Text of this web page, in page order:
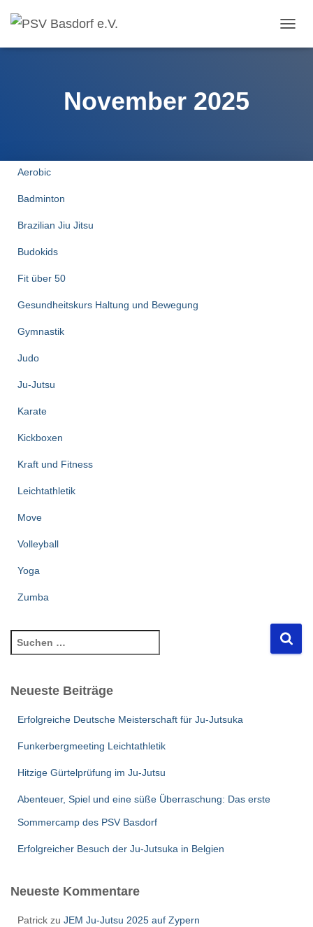
November 2025
Aerobic
Badminton
Brazilian Jiu Jitsu
Budokids
Fit über 50
Gesundheitskurs Haltung und Bewegung
Gymnastik
Judo
Ju-Jutsu
Karate
Kickboxen
Kraft und Fitness
Leichtathletik
Move
Volleyball
Yoga
Zumba
u
e
Neueste Beiträge
Erfolgreiche Deutsche Meisterschaft für Ju-Jutsuka
Funkerbergmeeting Leichtathletik
Hitzige Gürtelprüfung im Ju-Jutsu
Abenteuer, Spiel und eine süße Überraschung: Das erste
Sommercamp des PSV Basdorf
Erfolgreicher Besuch der Ju-Jutsuka in Belgien
Neueste Kommentare
Patrick zu JEM Ju-Jutsu 2025 auf Zypern